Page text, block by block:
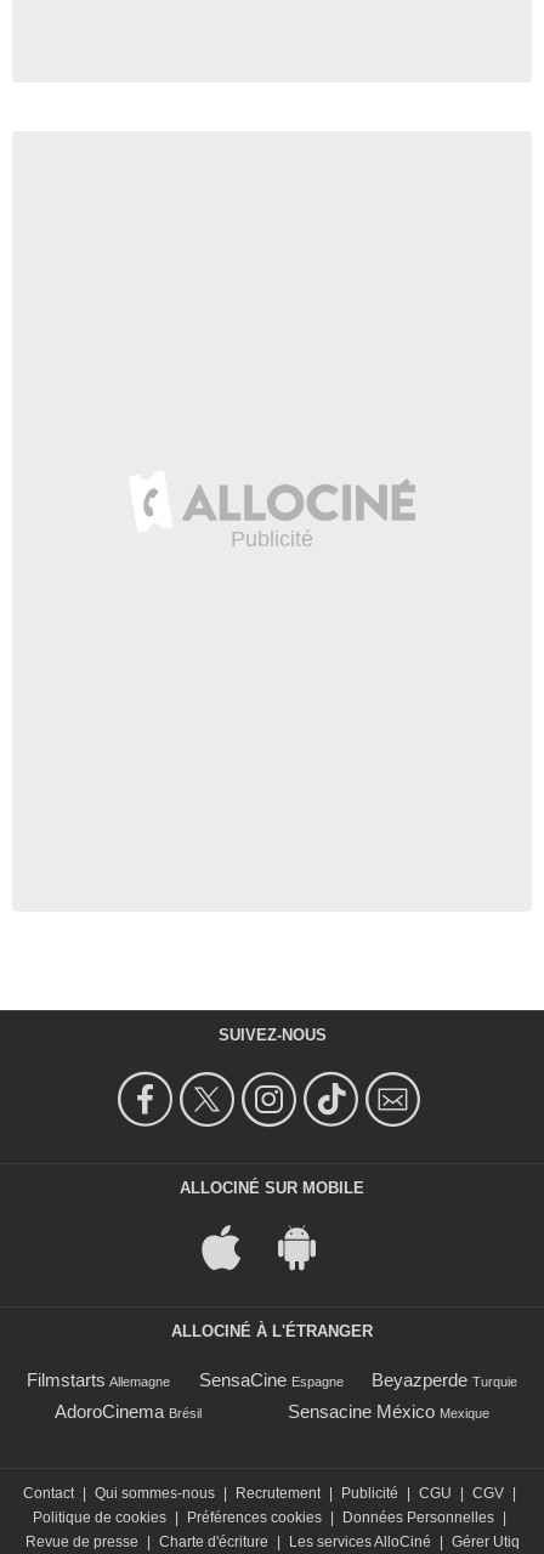
SUIVEZ-NOUS
ALLOCINÉ SUR MOBILE
ALLOCINÉ À L'ÉTRANGER
Filmstarts Allemagne SensaCine Espagne Beyazperde Turquie
AdoroCinema Brésil Sensacine México Mexique
Contact Qui sommes-nous Recrutement Publicité CGU CGV
Politique de cookies
Préférences cookies Données Personnelles
Revue de presse
Charte d'écriture Les services AlloCiné Gérer Utiq